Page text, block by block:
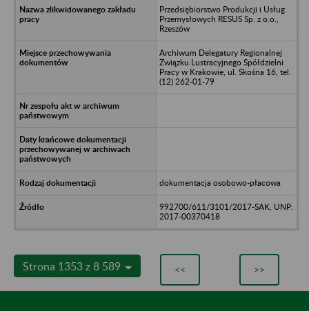
Przedsiębiorstwo Produkcji i Usług
Przemysłowych RESUS Sp. z o.o.,
Rzeszów
Archiwum Delegatury Regionalnej
Związku Lustracyjnego Spółdzielni
Pracy w Krakowie, ul. Skośna 16, tel.
(12) 262-01-79
dokumentacja osobowo-płacowa
992700/611/3101/2017-SAK, UNP:
2017-00370418
Strona 1353 z 8 589 << >>